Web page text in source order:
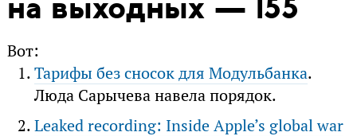
на выходных — 155
Вот:
Тарифы без сносок для Модульбанка.
Люда Сарычева навела порядок.
Leaked recording: Inside Apple’s global war